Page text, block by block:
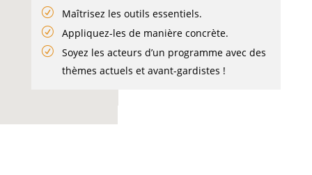
Maîtrisez les outils essentiels.
Appliquez-les de manière concrète.
Soyez les acteurs d’un programme avec des
thèmes actuels et avant-gardistes !